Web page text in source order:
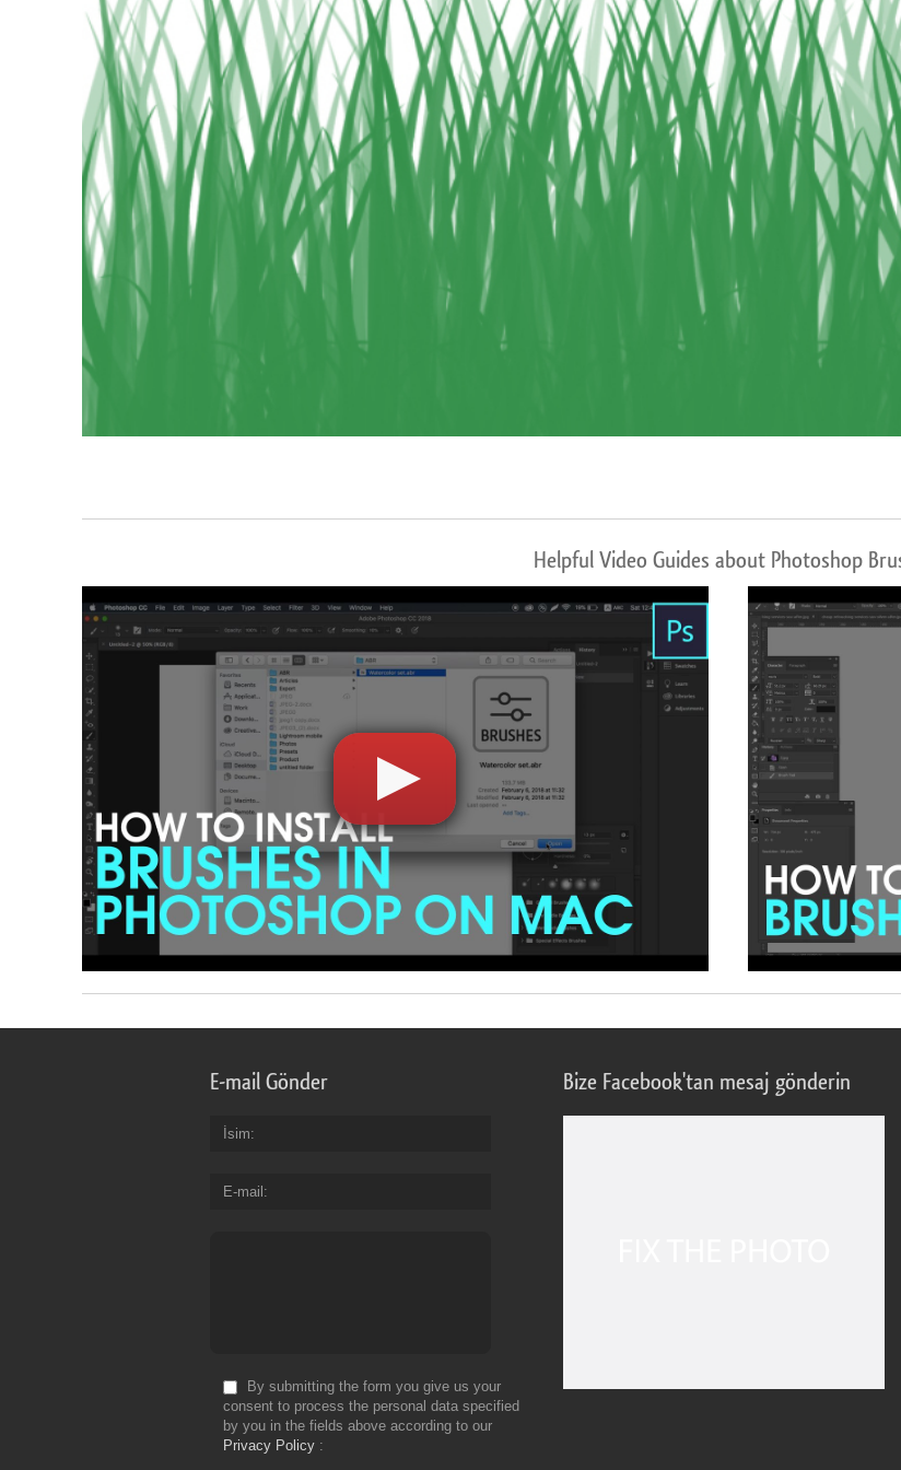
Ürün Rötuş Hizmetleri Mücevher Rötuş Hizmetleri AI
Helpful Video Guides about Photoshop
E-mail Gönder
İsim
E-mail
By submitting the form you give us your
consent to process the personal data specified
by you in the fields above according to our
Privacy Policy
Bize Facebook'tan mesaj gönderin